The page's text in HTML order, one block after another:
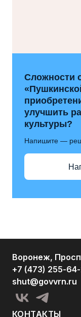
Сложности
улучшить
культуры?
Напишите —
Воронеж,
+7 (473) 255-
shut@govvrn.ru
КОНТАКТЫ